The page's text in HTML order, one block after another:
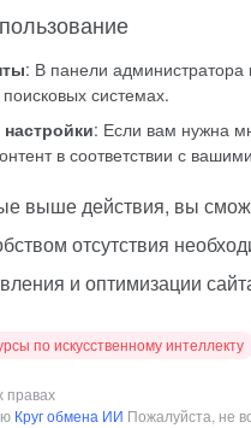
: В панели
системах.
: Если вам нужна
в соответствии с
выше действия, вы
отсутствия
и оптимизации
по искусственному интеллекту
правах
Круг обмена ИИ Пожалуйста, не